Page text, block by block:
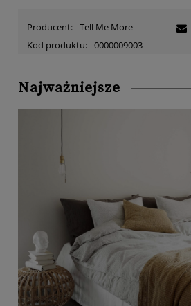
Producent: Tell Me More
Kod produktu: 0000009003
Najważniejsze